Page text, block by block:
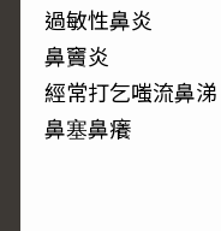
過敏性鼻炎
鼻竇炎
經常打乞嗤流鼻涕
鼻塞鼻癢